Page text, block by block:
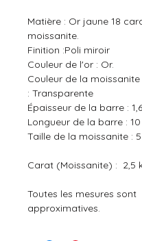
Matière : Or jaune 18
moissanite.
Finition :Poli miroir
Couleur de l'or : Or.
Couleur de la moissanite
: Transparente
Épaisseur de la barre :
Longueur de la barre :
Taille de la moissanite :
Carat (Moissanite) : 2,5
Toutes les mesures sont
approximatives.